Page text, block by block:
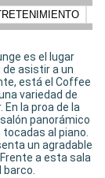
es el lugar
asistir a un
está el Coffee
variedad de
la proa de la
panorámico
al piano.
un agradable
a esta sala
barco.